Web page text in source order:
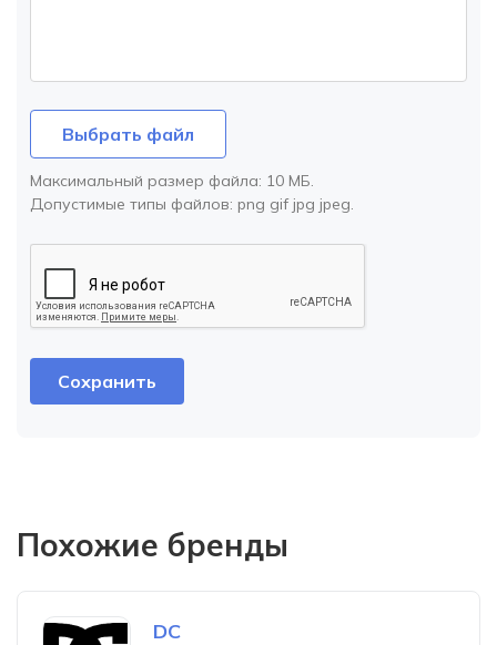
Выбрать файл
Максимальный размер файла: 10 МБ.
Допустимые типы файлов: png gif jpg jpeg.
Похожие бренды
DC